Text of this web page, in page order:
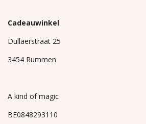
Cadeauwinkel
Dullaerstraat 25
3454 Rummen
A kind of magic
BE0848293110